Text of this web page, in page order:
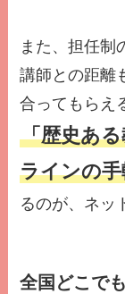
また、担任制
講師との距離
合ってもらえ
「歴史あ
ラインの
るのが、ネッ
全国どこで